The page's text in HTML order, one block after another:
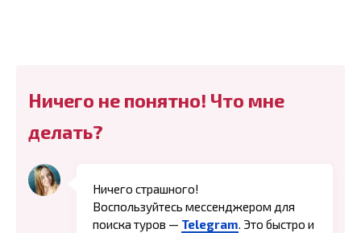
Ничего не понятно! Что мне
делать?
Ничего страшного!
Воспользуйтесь мессенджером для
поиска туров — Telegram. Это быстро и